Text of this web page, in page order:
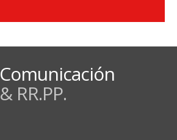
Comunicación
& RR.PP.